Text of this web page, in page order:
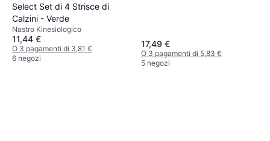
Select Set di 4 Strisce di
Calzini - Verde
Nastro Kinesiologico
11,44 €
O 3 pagamenti di 3,81 €
6 negozi
17,49 €
O 3 pagamenti di 5,83 €
5 negozi